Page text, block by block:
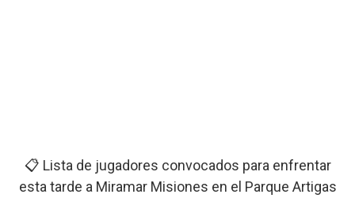
📋 Lista de jugadores convocados para enfrentar
esta tarde a Miramar Misiones en el Parque Artigas